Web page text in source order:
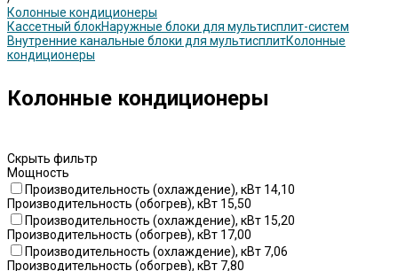
Колонные кондиционеры
Кассетный блокНаружные блоки для мультисплит-систем
Внутренние канальные блоки для мультисплитКолонные
кондиционеры
Колонные кондиционеры
Скрыть фильтр
Мощность
Производительность (охлаждение), кВт 14,10
Производительность (обогрев), кВт 15,50
Производительность (охлаждение), кВт 15,20
Производительность (обогрев), кВт 17,00
Производительность (охлаждение), кВт 7,06
Производительность (обогрев), кВт 7,80